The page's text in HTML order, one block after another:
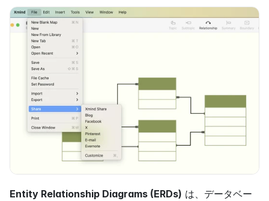
Entity Relationship Diagrams (ERDs) は、データベー